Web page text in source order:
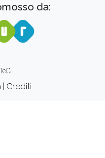
da:
| Crediti